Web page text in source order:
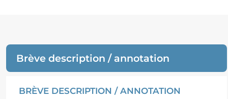
Brève description / annotation
BRÈVE DESCRIPTION / ANNOTATION